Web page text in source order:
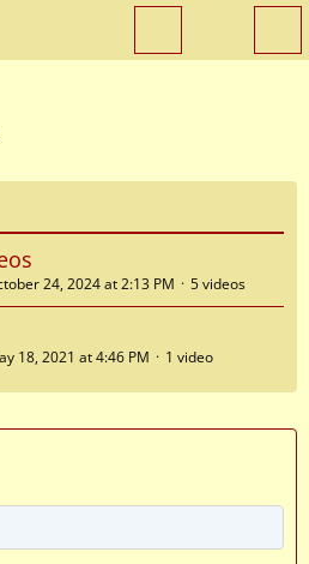
24, 2024 at 2:13 PM 5 videos
18, 2021 at 4:46 PM 1 video